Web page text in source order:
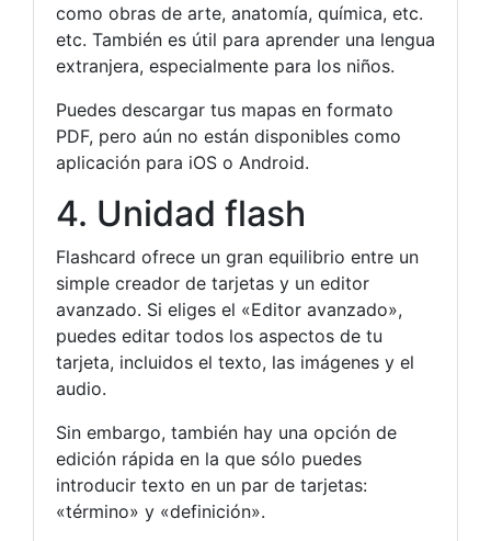
como obras de arte, anatomía, química, etc.
etc. También es útil para aprender una lengua
extranjera, especialmente para los niños.
Puedes descargar tus mapas en formato
PDF, pero aún no están disponibles como
aplicación para iOS o Android.
4. Unidad flash
Flashcard ofrece un gran equilibrio entre un
simple creador de tarjetas y un editor
avanzado. Si eliges el «Editor avanzado»,
puedes editar todos los aspectos de tu
tarjeta, incluidos el texto, las imágenes y el
audio.
Sin embargo, también hay una opción de
edición rápida en la que sólo puedes
introducir texto en un par de tarjetas:
«término» y «definición».